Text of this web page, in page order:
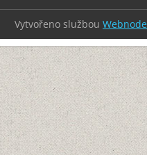
Vytvořeno službou Webnode